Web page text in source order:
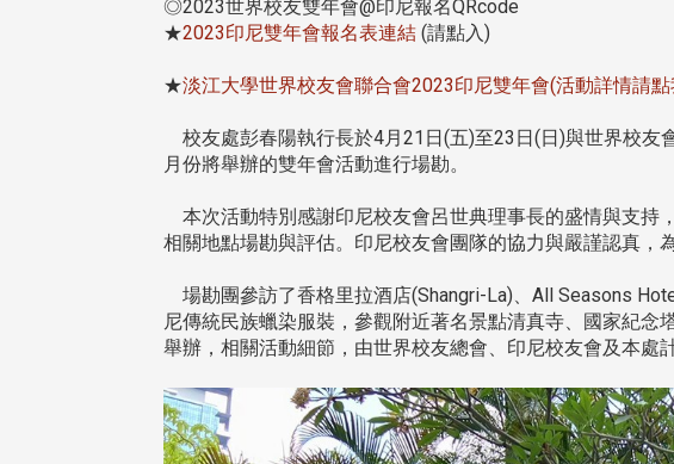
◎2023世界校友雙年會@印尼報名QRcode
★2023印尼雙年會報名表連結 (請點入)
★淡江大學世界校友會聯合會2023印尼雙年會(活動詳情請
校友處彭春陽執行長於4月21日(五)至23日(日)與世界校友
月份將舉辦的雙年會活動進行場勘。
本次活動特別感謝印尼校友會呂世典理事長的盛情與支持
相關地點場勘與評估。印尼校友會團隊的協力與嚴謹認真，
場勘團參訪了香格里拉酒店(Shangri-La)、All Seasons
尼傳統民族蠟染服裝，參觀附近著名景點清真寺、國家紀
舉辦，相關活動細節，由世界校友總會、印尼校友會及本處